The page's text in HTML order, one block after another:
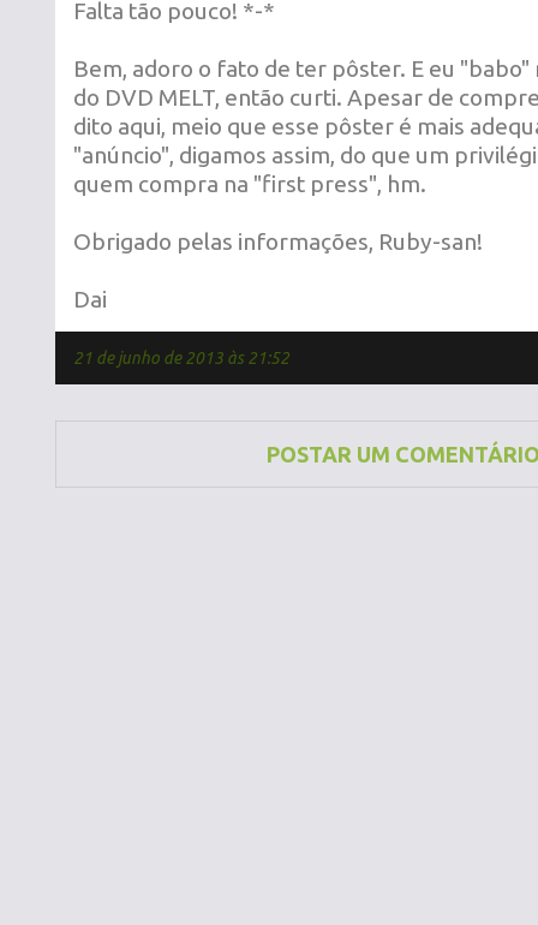
Falta tão pouco! *-*
Bem, adoro o fato de ter pôster. E eu
do DVD MELT, então curti. Apesar de
dito aqui, meio que esse pôster é mais
"anúncio", digamos assim, do que um
quem compra na "first press", hm.
Obrigado pelas informações, Ruby-san!
Dai
21 de junho de 2013 às 21:52
POSTAR UM